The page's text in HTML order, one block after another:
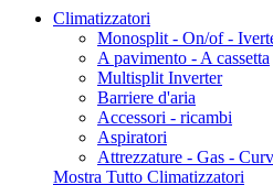
Climatizzatori
Monosplit - On/of -
A pavimento - A cassetta
Multisplit Inverter
Barriere d'aria
Accessori - ricambi
Aspiratori
Attrezzature - Gas -
Mostra Tutto Climatizzatori